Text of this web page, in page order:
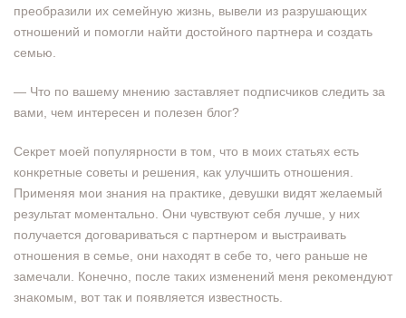
преобразили их семейную жизнь, вывели из разрушающих
отношений и помогли найти достойного партнера и создать
семью.
— Что по вашему мнению заставляет подписчиков следить за
вами, чем интересен и полезен блог?
Секрет моей популярности в том, что в моих статьях есть
конкретные советы и решения, как улучшить отношения.
Применяя мои знания на практике, девушки видят желаемый
результат моментально. Они чувствуют себя лучше, у них
получается договариваться с партнером и выстраивать
отношения в семье, они находят в себе то, чего раньше не
замечали. Конечно, после таких изменений меня рекомендуют
знакомым, вот так и появляется известность.